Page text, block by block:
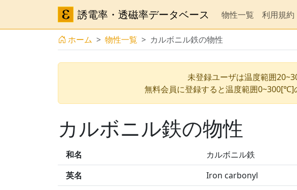
誘電率・透磁率データベース 物性一覧 利用規約
ホーム 物性一覧 カルボニル鉄の物性
未登録ユーザは温度範囲
無料会員に登録すると温度範囲0~300[℃]
カルボニル鉄の物性
和名
カルボニル鉄
英名
Iron carbonyl